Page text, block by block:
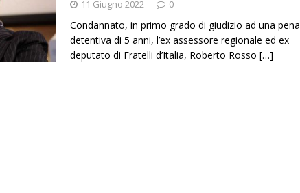
planetario sulla collina di Pino torinese
ALBA
[ 6 Agosto 2026 ]
Incendio a Valdieri, trasferiti per precauzione gli scout
11 Giugno 2022 0
Condannato, in primo grado di giudizio ad una pena
detentiva di 5 anni, l’ex assessore regionale ed ex
deputato di Fratelli d’Italia, Roberto Rosso […]